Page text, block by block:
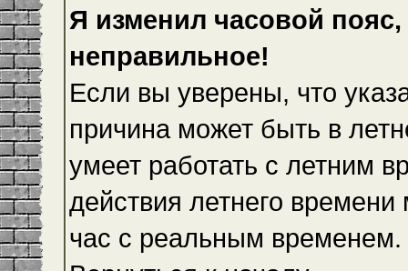
Я изменил часовой
неправильное!
Если вы уверены, что
причина может быть в
умеет работать с летним
действия летнего
час с реальным временем.